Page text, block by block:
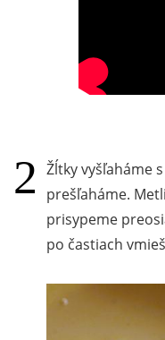
Žĺtky vyšľaháme
prešľaháme.
prisypeme
po častiach